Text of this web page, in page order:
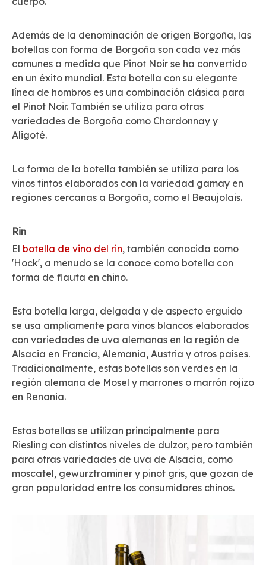
Además de la denominación de origen Borgoña, las
botellas con forma de Borgoña son cada vez más
comunes a medida que Pinot Noir se ha convertido
en un éxito mundial. Esta botella con su elegante
línea de hombros es una combinación clásica para
el Pinot Noir. También se utiliza para otras
variedades de Borgoña como Chardonnay y
Aligoté.
La forma de la botella también se utiliza para los
vinos tintos elaborados con la variedad gamay en
regiones cercanas a Borgoña, como el Beaujolais.
Rin
El botella de vino del rin, también conocida como
'Hock', a menudo se la conoce como botella con
forma de flauta en chino.
Esta botella larga, delgada y de aspecto erguido
se usa ampliamente para vinos blancos elaborados
con variedades de uva alemanas en la región de
Alsacia en Francia, Alemania, Austria y otros países.
Tradicionalmente, estas botellas son verdes en la
región alemana de Mosel y marrones o marrón rojizo
en Renania.
Estas botellas se utilizan principalmente para
Riesling con distintos niveles de dulzor, pero también
para otras variedades de uva de Alsacia, como
moscatel, gewurztraminer y pinot gris, que gozan de
gran popularidad entre los consumidores chinos.